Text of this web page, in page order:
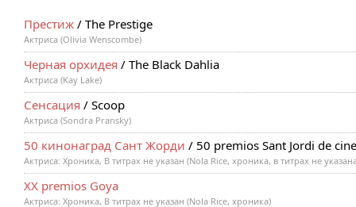
Престиж / The Prestige
Актриса (Olivia Wenscombe)
Черная орхидея / The Black Dahlia
Актриса (Kay Lake)
Сенсация / Scoop
Актриса (Sondra Pransky)
50 кинонаград Сант Жорди / 50 premios Sant Jordi de
Актриса: Хроника, В титрах не указан (Nola Rice, хроника, в титрах не
XX premios Goya
Актриса: Хроника, В титрах не указан (Nola Rice, хроника)